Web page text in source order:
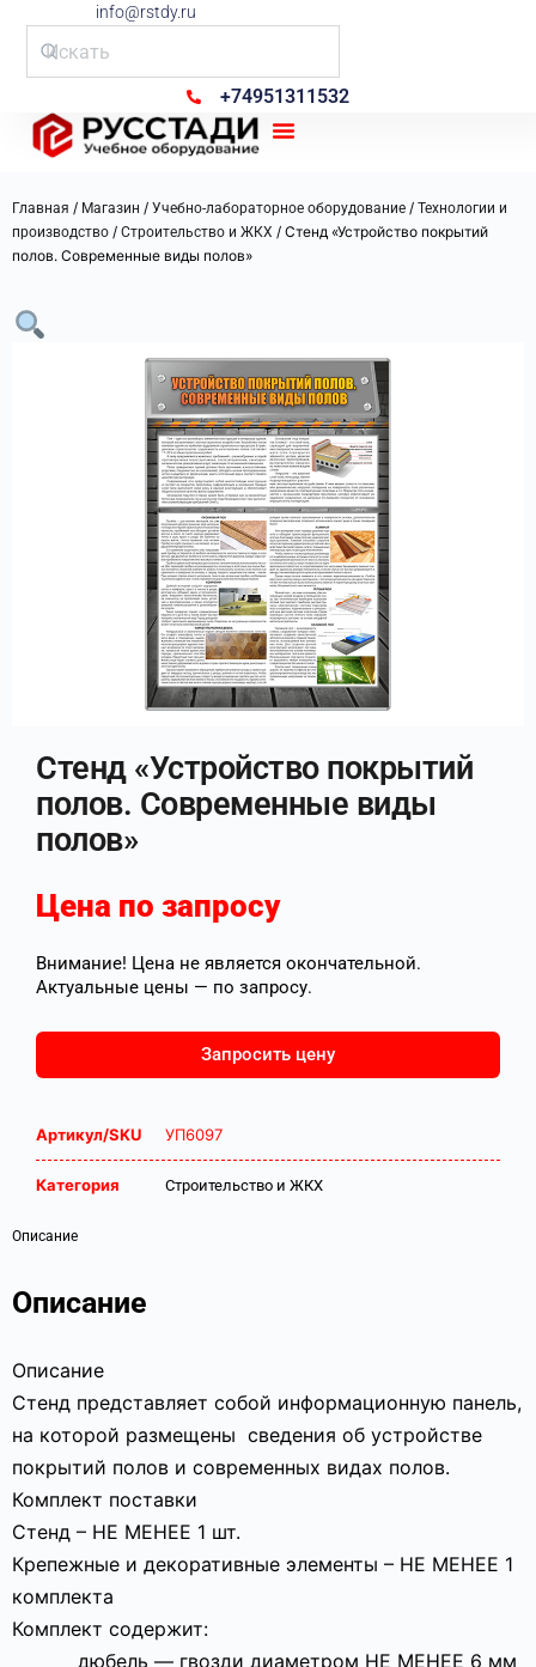
info@rstdy.ru
+74951311532
Главная / Магазин / Учебно-лабораторное оборудование / Технологии и
производство / Строительство и ЖКХ / Стенд «Устройство покрытий
полов. Современные виды полов»
Стенд «Устройство покрытий
полов. Современные виды
полов»
Цена по запросу
Внимание! Цена не является окончательной.
Актуальные цены — по запросу.
Запросить цену
Артикул/SKU УП6097
Категория Строительство и ЖКХ
Описание
Описание
Описание
Стенд представляет собой информационную панель,
на которой размещены сведения об устройстве
покрытий полов и современных видах полов.
Комплект поставки
Стенд – НЕ МЕНЕЕ 1 шт.
Крепежные и декоративные элементы – НЕ МЕНЕЕ 1
комплекта
Комплект содержит:
­ дюбель — гвозди диаметром НЕ МЕНЕЕ 6 мм